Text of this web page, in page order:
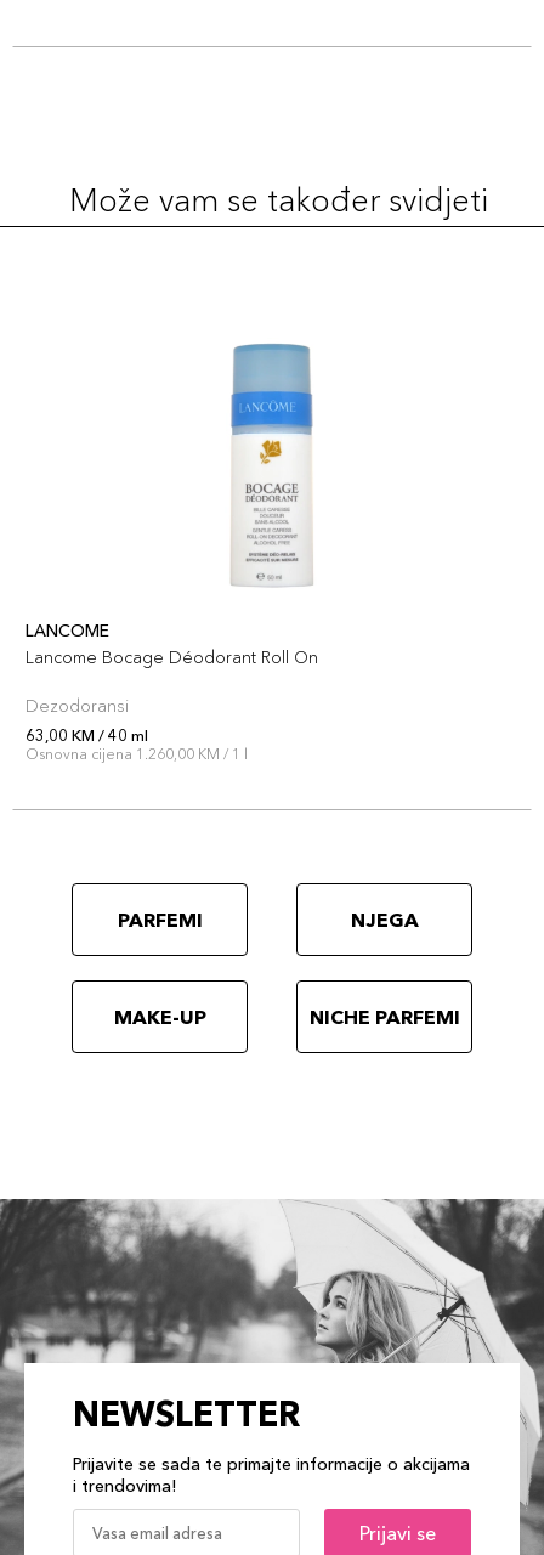
Može vam se također svidjeti
LANCOME
Lancome Bocage Déodorant Roll On
Dezodoransi
63,00 KM / 40 ml
Osnovna cijena 1.260,00 KM / 1 l
PARFEMI NJEGA
MAKE-UP NICHE PARFEMI
NEWSLETTER
Prijavite se sada te primajte informacije o akcijama
i trendovima!
Prijavi se